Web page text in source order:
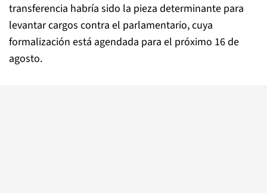
transferencia habría sido la pieza determinante para
levantar cargos contra el parlamentario, cuya
formalización está agendada para el próximo 16 de
agosto.